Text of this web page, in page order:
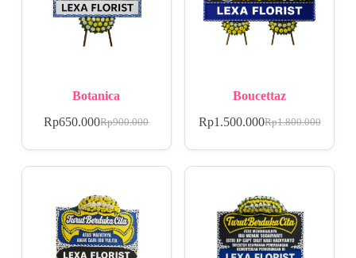
Botanica
Rp900.000
Rp650.000
Boucettaz
Rp1.800.000
Rp1.500.000